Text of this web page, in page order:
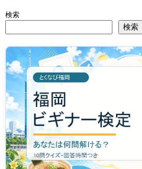
検索
検索